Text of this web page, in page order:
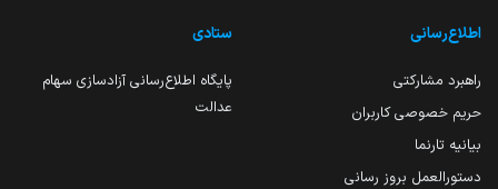
اطلاع‌رسانی
راهبرد مشارکتی
حریم خصوصی کاربران
بیانیه تارنما
دستورالعمل بروز رسانی
ستادی
پایگاه اطلاع‌رسانی آزادسازی سهام
عدالت